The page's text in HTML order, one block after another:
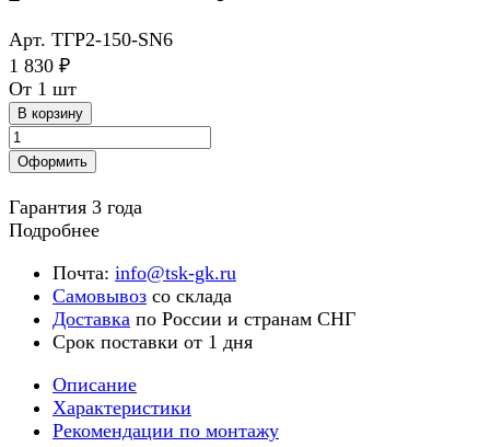
Арт. ТГР2-150-SN6
1 830 ₽
От 1 шт
В корзину
Оформить
Гарантия 3 года
Подробнее
Почта: info@tsk-gk.ru
Самовывоз со склада
Доставка по России и странам СНГ
Срок поставки от 1 дня
Описание
Характеристики
Рекомендации по монтажу